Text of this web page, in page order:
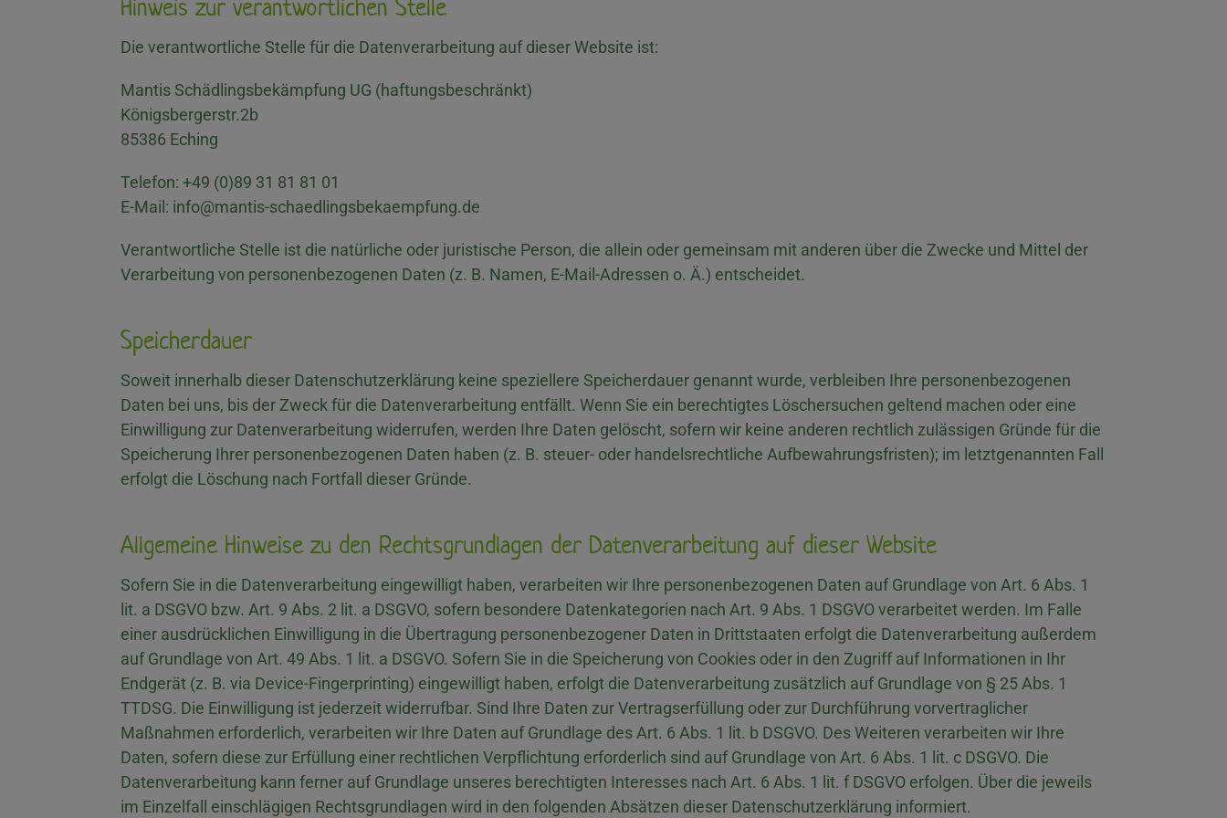
Hinweis zur verantwortlichen Stelle
Die verantwortliche Stelle für die Datenverarbeitung auf dieser Website ist:
Mantis Schädlingsbekämpfung UG (haftungsbeschränkt)
Königsbergerstr.2b
85386 Eching
Telefon: +49 (0)89 31 81 81 01
E-Mail: info@mantis-schaedlingsbekaempfung.de
Verantwortliche Stelle ist die natürliche oder juristische Person, die allein oder gemeinsam mit anderen über die Zwecke und Mittel der
Verarbeitung von personenbezogenen Daten (z. B. Namen, E-Mail-Adressen o. Ä.) entscheidet.
Speicherdauer
Soweit innerhalb dieser Datenschutzerklärung keine speziellere Speicherdauer genannt wurde, verbleiben Ihre personenbezogenen
Daten bei uns, bis der Zweck für die Datenverarbeitung entfällt. Wenn Sie ein berechtigtes Löschersuchen geltend machen oder eine
Einwilligung zur Datenverarbeitung widerrufen, werden Ihre Daten gelöscht, sofern wir keine anderen rechtlich zulässigen Gründe für die
Speicherung Ihrer personenbezogenen Daten haben (z. B. steuer- oder handelsrechtliche Aufbewahrungsfristen); im letztgenannten Fall
erfolgt die Löschung nach Fortfall dieser Gründe.
Allgemeine Hinweise zu den Rechtsgrundlagen der Datenverarbeitung auf dieser Website
Sofern Sie in die Datenverarbeitung eingewilligt haben, verarbeiten wir Ihre personenbezogenen Daten auf Grundlage von Art. 6 Abs. 1
lit. a DSGVO bzw. Art. 9 Abs. 2 lit. a DSGVO, sofern besondere Datenkategorien nach Art. 9 Abs. 1 DSGVO verarbeitet werden. Im Falle
einer ausdrücklichen Einwilligung in die Übertragung personenbezogener Daten in Drittstaaten erfolgt die Datenverarbeitung außerdem
auf Grundlage von Art. 49 Abs. 1 lit. a DSGVO. Sofern Sie in die Speicherung von Cookies oder in den Zugriff auf Informationen in Ihr
Endgerät (z. B. via Device-Fingerprinting) eingewilligt haben, erfolgt die Datenverarbeitung zusätzlich auf Grundlage von § 25 Abs. 1
TTDSG. Die Einwilligung ist jederzeit widerrufbar. Sind Ihre Daten zur Vertragserfüllung oder zur Durchführung vorvertraglicher
Maßnahmen erforderlich, verarbeiten wir Ihre Daten auf Grundlage des Art. 6 Abs. 1 lit. b DSGVO. Des Weiteren verarbeiten wir Ihre
Daten, sofern diese zur Erfüllung einer rechtlichen Verpflichtung erforderlich sind auf Grundlage von Art. 6 Abs. 1 lit. c DSGVO. Die
Datenverarbeitung kann ferner auf Grundlage unseres berechtigten Interesses nach Art. 6 Abs. 1 lit. f DSGVO erfolgen. Über die jeweils
im Einzelfall einschlägigen Rechtsgrundlagen wird in den folgenden Absätzen dieser Datenschutzerklärung informiert.